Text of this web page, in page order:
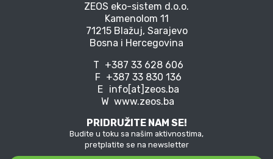
ZEOS eko-sistem d.o.o.
Kamenolom 11
71215 Blažuj, Sarajevo
Bosna i Hercegovina
T +387 33 628 606
F +387 33 830 136
E info[at]zeos.ba
W www.zeos.ba
PRIDRUŽITE NAM SE!
Budite u toku sa našim aktivnostima,
pretplatite se na newsletter